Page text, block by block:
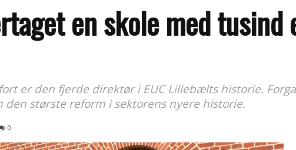
en skole med
er den fjerde direktør i EUC Lillebælts historie.
den største reform i sektorens nyere historie.
0